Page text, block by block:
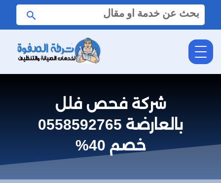
البحث
عن:
شركة فحص فلل
بالعارضة 0558592765
خصم 40%